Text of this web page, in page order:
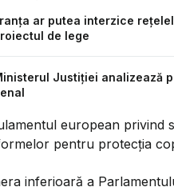
ar putea interzice
de lege
Justiției analizează
european privind
pentru protecția
inferioară a